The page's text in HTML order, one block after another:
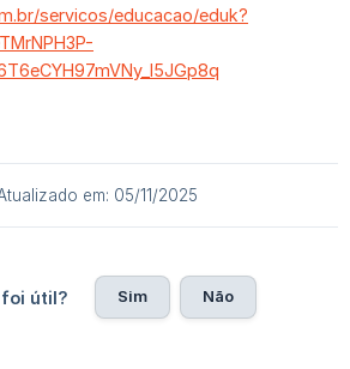
servicos/educacao/eduk?
em: 05/11/2025
útil? Sim Não